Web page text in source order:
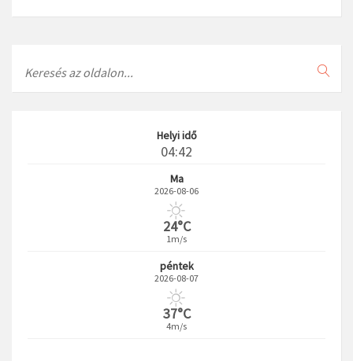
Helyi idő
04:42
Ma
2026-08-06
24°C
1m/s
péntek
2026-08-07
37°C
4m/s